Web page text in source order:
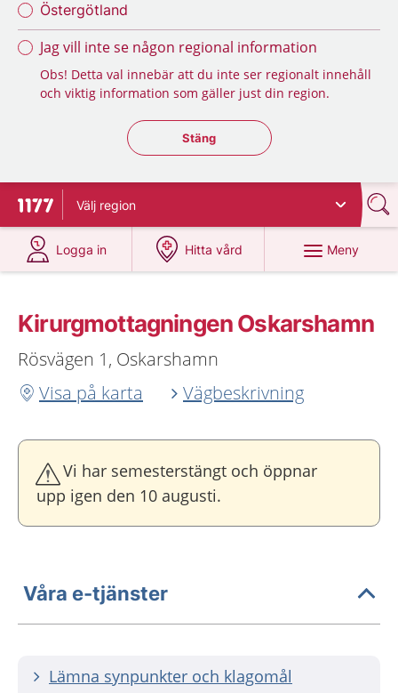
Östergötland
Jag vill inte se någon regional information
Obs! Detta val innebär att du inte ser regionalt innehåll
och viktig information som gäller just din region.
Stäng regionsväljaren
Stäng
Till startsidan för 1177
Välj region
Logga in
på 1177.se
Hitta vård
på 1177.se
Meny
Kirurgmottagningen Oskarshamn
Rösvägen 1, Oskarshamn
Visa på karta
Vägbeskrivning
Vi har semesterstängt och öppnar
upp igen den 10 augusti.
Våra e-tjänster
Lämna synpunkter och klagomål